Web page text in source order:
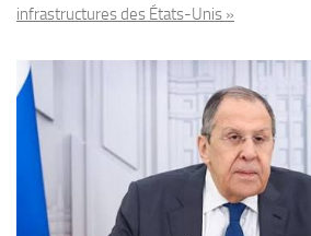
infrastructures des États-Unis »